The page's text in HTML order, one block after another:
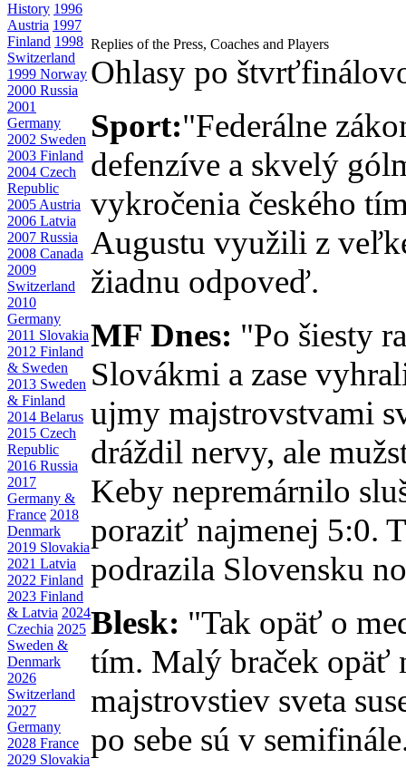
History 1996
Austria 1997
Finland 1998
Switzerland
1999 Norway
2000 Russia
2001
Germany
2002 Sweden
2003 Finland
2004 Czech
Republic
2005 Austria
2006 Latvia
2007 Russia
2008 Canada
2009
Switzerland
2010
Germany
2011 Slovakia
2012 Finland
& Sweden
2013 Sweden
& Finland
2014 Belarus
2015 Czech
Republic
2016 Russia
2017
Germany &
France 2018
Denmark
2019 Slovakia
2021 Latvia
2022 Finland
2023 Finland
& Latvia 2024
Czechia 2025
Sweden &
Denmark
2026
Switzerland
2027
Germany
2028 France
2029 Slovakia
Replies of the Press, Coaches and Players
Ohlasy po
Sport:"Federálne
defenzíve a skvelý
vykročenia českého
Augustu využili z
žiadnu odpoveď.
MF Dnes: "Po šiesty
Slovákmi a zase
ujmy majstrovstvami
dráždil nervy, ale
Keby nepremárnilo
poraziť najmenej 5:0.
podrazila Slovensku
Blesk: "Tak opäť o
tím. Malý braček opäť
majstrovstiev sveta
po sebe sú v